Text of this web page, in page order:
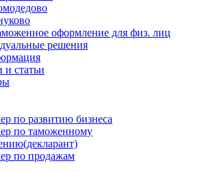
оформление для физ. лиц
решения
и статьи
по развитию бизнеса
по таможенному
по продажам